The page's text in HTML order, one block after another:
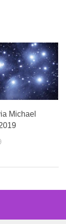
Michael